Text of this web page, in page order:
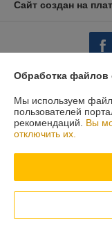
Сайт создан на
Информация для
Юридическое лицо:
г.Минск, ул. Н.Орды,
Регистрационный
Регистрационный орган:
Дата регистрации
Обработка файлов
Мы используем
пользователей
рекомендаций. Вы
отключить их.